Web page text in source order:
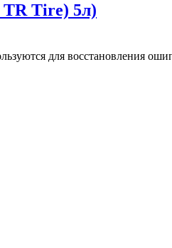
Tire) 5л)
для восстановления